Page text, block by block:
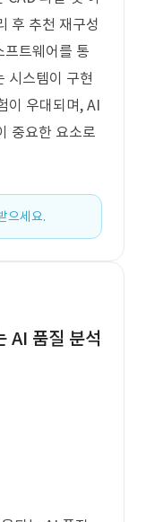
후 추천 재구성
프트웨어를 통
시스템이 구현
이 우대되며, AI
중요한 요소로
으세요.
AI 품질 분석